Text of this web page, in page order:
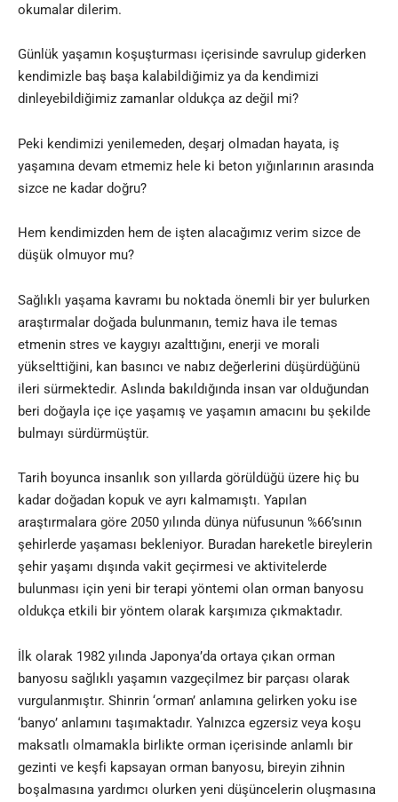
okumalar dilerim.
Günlük yaşamın koşuşturması içerisinde savrulup giderken
kendimizle baş başa kalabildiğimiz ya da kendimizi
dinleyebildiğimiz zamanlar oldukça az değil mi?
Peki kendimizi yenilemeden, deşarj olmadan hayata, iş
yaşamına devam etmemiz hele ki beton yığınlarının arasında
sizce ne kadar doğru?
Hem kendimizden hem de işten alacağımız verim sizce de
düşük olmuyor mu?
Sağlıklı yaşama kavramı bu noktada önemli bir yer bulurken
araştırmalar doğada bulunmanın, temiz hava ile temas
etmenin stres ve kaygıyı azalttığını, enerji ve morali
yükselttiğini, kan basıncı ve nabız değerlerini düşürdüğünü
ileri sürmektedir. Aslında bakıldığında insan var olduğundan
beri doğayla içe içe yaşamış ve yaşamın amacını bu şekilde
bulmayı sürdürmüştür.
Tarih boyunca insanlık son yıllarda görüldüğü üzere hiç bu
kadar doğadan kopuk ve ayrı kalmamıştı. Yapılan
araştırmalara göre 2050 yılında dünya nüfusunun %66’sının
şehirlerde yaşaması bekleniyor. Buradan hareketle bireylerin
şehir yaşamı dışında vakit geçirmesi ve aktivitelerde
bulunması için yeni bir terapi yöntemi olan orman banyosu
oldukça etkili bir yöntem olarak karşımıza çıkmaktadır.
İlk olarak 1982 yılında Japonya’da ortaya çıkan orman
banyosu sağlıklı yaşamın vazgeçilmez bir parçası olarak
vurgulanmıştır. Shinrin ‘orman’ anlamına gelirken yoku ise
‘banyo’ anlamını taşımaktadır. Yalnızca egzersiz veya koşu
maksatlı olmamakla birlikte orman içerisinde anlamlı bir
gezinti ve keşfi kapsayan orman banyosu, bireyin zihnin
boşalmasına yardımcı olurken yeni düşüncelerin oluşmasına